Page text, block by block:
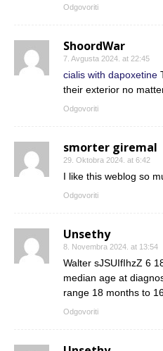
Odgovoriti
ShoordWar
7. Avgusta 2024. at 22:45
cialis with dapoxetine
their exterior no
Odgovoriti
smorter giremal
29. Oktobra 2024. at 6:42
I like this weblog so
Odgovoriti
Unsethy
8. Novembra 2024. at 13:54
Walter sJSUIfIhzZ 6
median age at
range 18 months to
Odgovoriti